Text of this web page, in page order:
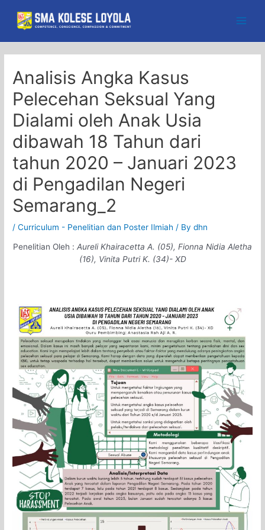
content
Analisis Angka Kasus
Pelecehan Seksual Yang
Dialami oleh Anak Usia
dibawah 18 Tahun dari
tahun 2020 – Januari 2023
di Pengadilan Negeri
Semarang_2
/Curriculum - Penelitian dan Poster Ilmiah / Bydhn
Penelitian Oleh : Aureli Khairacetta A. (05), Fionna Nidia Aletha
(16), Vinita Putri K. (34)- XD